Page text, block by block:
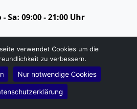
- Sa: 09:00 - 21:00 Uhr
verwendet Cookies um die
zu verbessern.
Nur notwendige Cookies